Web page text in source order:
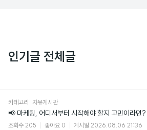
인기글 전체글
카테고리 자유게시판
📢 마케팅, 어디서부터 시작해야 할지 고민이라면?
조회수 205 좋아요 0 게시일 2026.08.06 21:36